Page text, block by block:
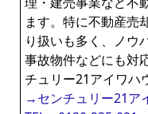
ます。特に不動産売
り扱いも多く、ノウ
事故物件などにも対
チュリー21アイワハ
→センチュリー21ア